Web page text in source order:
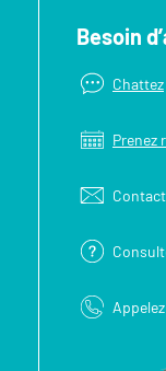
Besoin
Chattez
Prenez